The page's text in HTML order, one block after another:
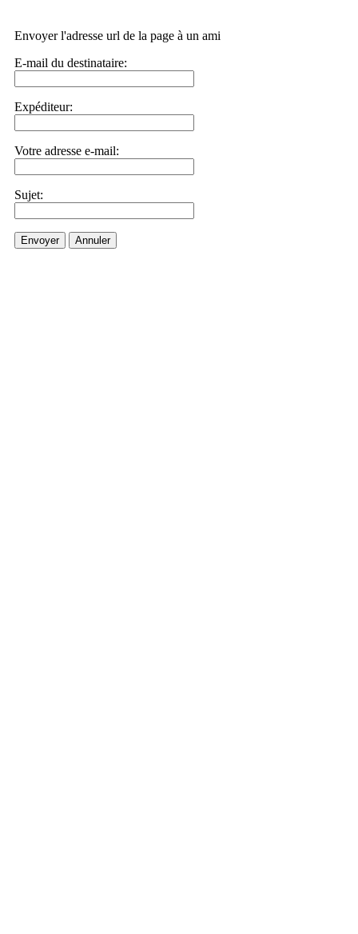
Envoyer l'adresse url de la page à un ami
E-mail du destinataire:
Expéditeur:
Votre adresse e-mail:
Sujet:
Envoyer Annuler